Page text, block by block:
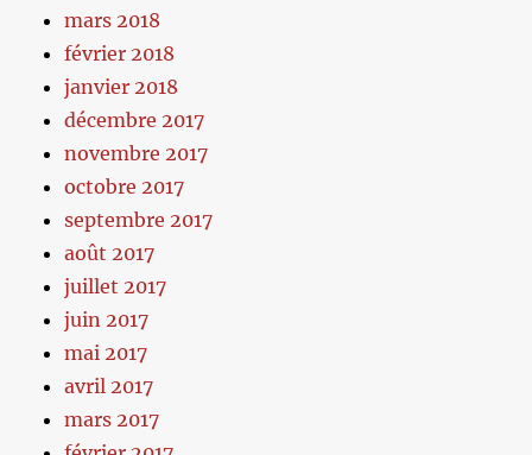
mars 2018
février 2018
janvier 2018
décembre 2017
novembre 2017
octobre 2017
septembre 2017
août 2017
juillet 2017
juin 2017
mai 2017
avril 2017
mars 2017